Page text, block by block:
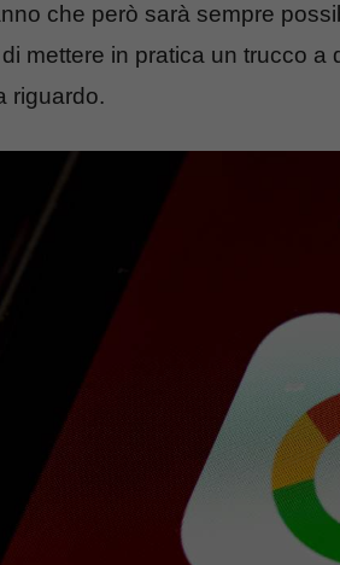
che però sarà sempre
mettere in pratica un trucco
riguardo.